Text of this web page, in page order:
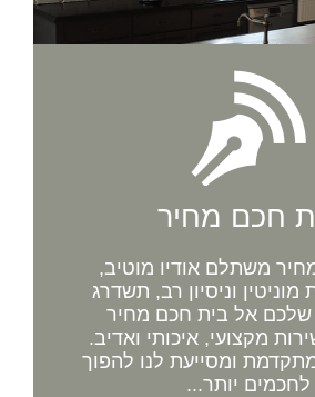
חכם מחיר
משתלם אודיו מוטיב,
וניסיון רב, תשדרג
אל בית חכם מחיר
מקצועי, איכותי ואדיב.
מתקדמת ומסייעת לנו להפוך
לחכמים יותר...